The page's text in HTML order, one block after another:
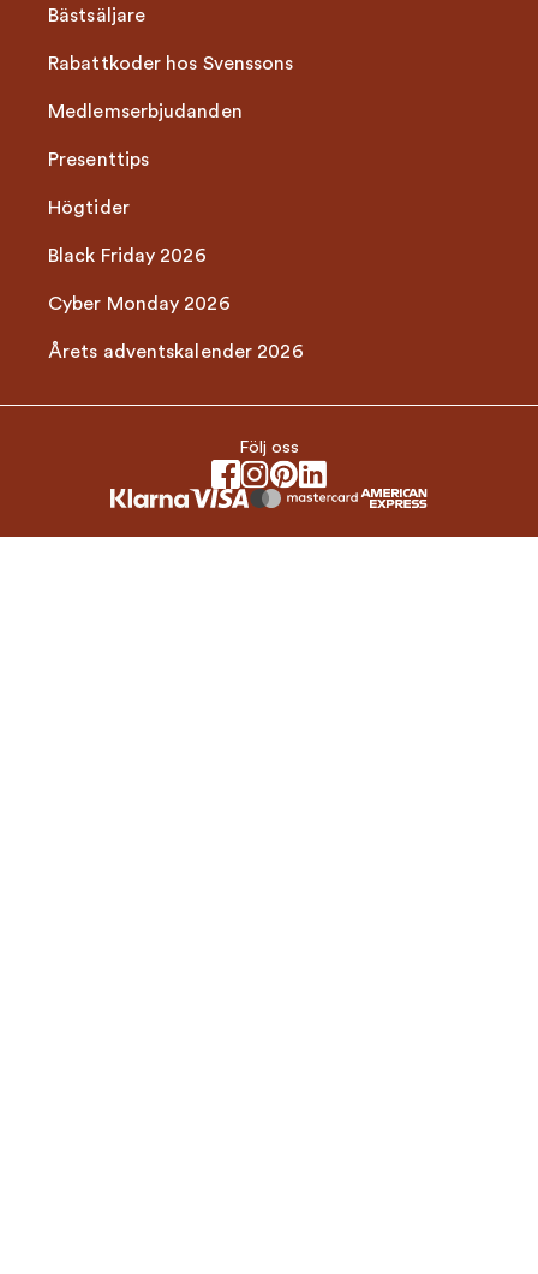
Bästsäljare
Rabattkoder hos Svenssons
Medlemserbjudanden
Presenttips
Högtider
Black Friday 2026
Cyber Monday 2026
Årets adventskalender 2026
Följ oss